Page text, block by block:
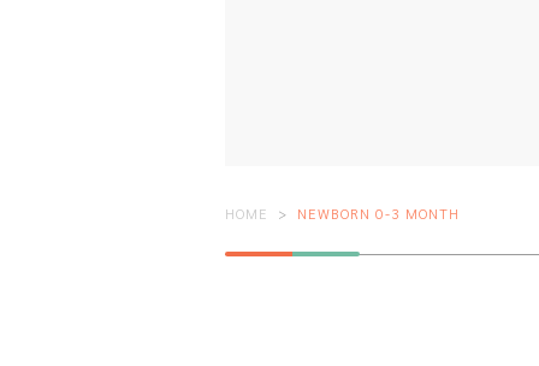
HOME NEWBORN 0-3 MONTH